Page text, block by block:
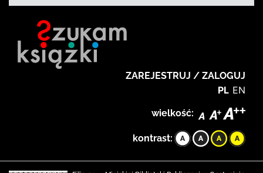
ZAREJESTRUJ / ZALOGUJ
PL EN
wielkość:
kontrast: